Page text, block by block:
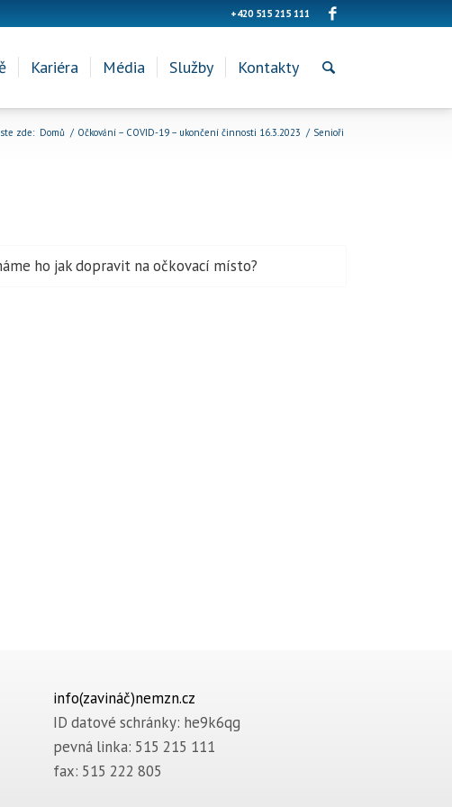
+420 515 215 111
Kariéra Média Služby Kontakty
zde: Domů / Očkování – COVID-19 – ukončení činnosti 16.3.2023 / Senioři
ho jak dopravit na očkovací místo?
info(zavináč)nemzn.cz
ID datové schránky: he9k6qg
pevná linka: 515 215 111
fax: 515 222 805